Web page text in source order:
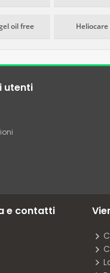
oil free
utenti
e contatti